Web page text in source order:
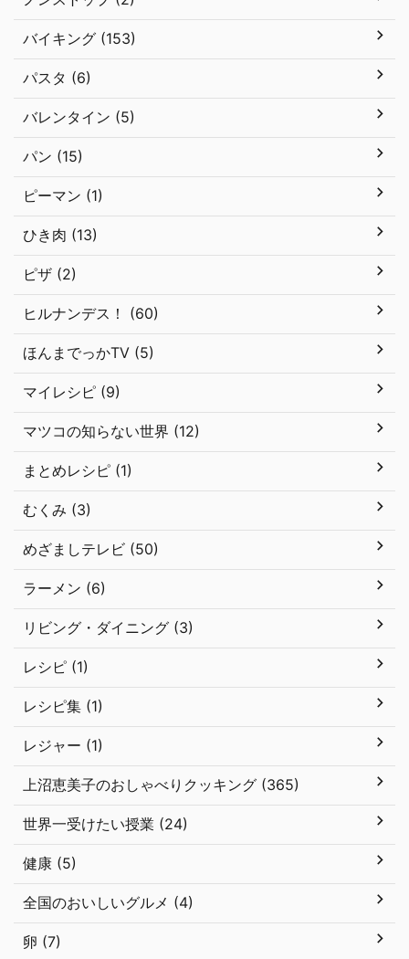
バイキング (153)
パスタ (6)
バレンタイン (5)
パン (15)
ピーマン (1)
ひき肉 (13)
ピザ (2)
ヒルナンデス！ (60)
ほんまでっかTV (5)
マイレシピ (9)
マツコの知らない世界 (12)
まとめレシピ (1)
むくみ (3)
めざましテレビ (50)
ラーメン (6)
リビング・ダイニング (3)
レシピ (1)
レシピ集 (1)
レジャー (1)
上沼恵美子のおしゃべりクッキング (365)
世界一受けたい授業 (24)
健康 (5)
全国のおいしいグルメ (4)
卵 (7)